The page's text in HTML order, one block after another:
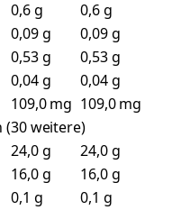
0,6 g
0,6 g
0,09 g
0,09 g
0,53 g
0,53 g
0,04 g
0,04 g
109,0 mg 109,0 mg
(30 weitere)
24,0 g
24,0 g
16,0 g
16,0 g
0,1 g
0,1 g